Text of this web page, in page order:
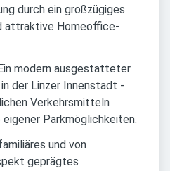
durch ein großzügiges
attraktive Homeoffice-
modern ausgestatteter
der Linzer Innenstadt -
Verkehrsmitteln
eigener Parkmöglichkeiten.
und von
geprägtes